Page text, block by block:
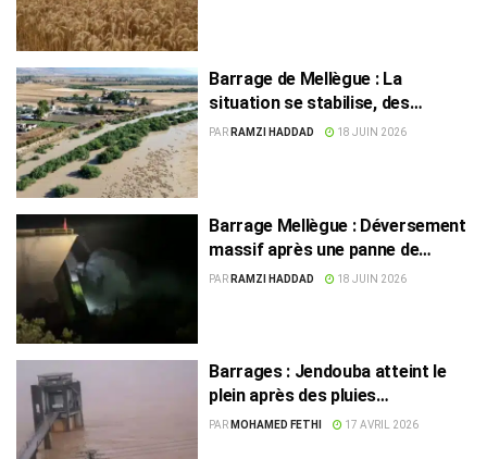
Barrage de Mellègue : La
situation se stabilise, des
inquiétudes demeurent autour du
PAR RAMZI HADDAD 18 JUIN 2026
Barrage Mellègue : Déversement
massif après une panne de
vanne, alerte renforcée à
PAR RAMZI HADDAD 18 JUIN 2026
Barrages : Jendouba atteint le
plein après des pluies
exceptionnelles
PAR MOHAMED FETHI 17 AVRIL 2026